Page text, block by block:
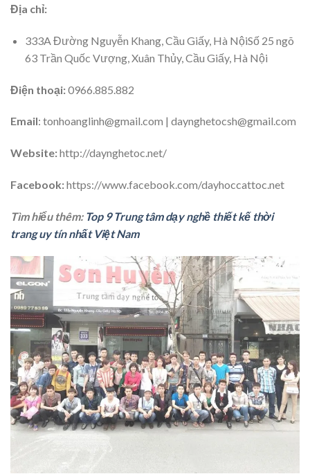
Địa chỉ:
333A Đường Nguyễn Khang, Cầu Giấy, Hà NộiSố 25 ngõ
63 Trần Quốc Vượng, Xuân Thủy, Cầu Giấy, Hà Nội
Điện thoại:0966.885.882
Email: tonhoanglinh@gmail.com | daynghetocsh@gmail.com
Website:http://daynghetoc.net/
Facebook:https://www.facebook.com/dayhoccattoc.net
Tìm hiểu thêm: Top 9 Trung tâm dạy nghề thiết kế thời
trang uy tín nhất Việt Nam